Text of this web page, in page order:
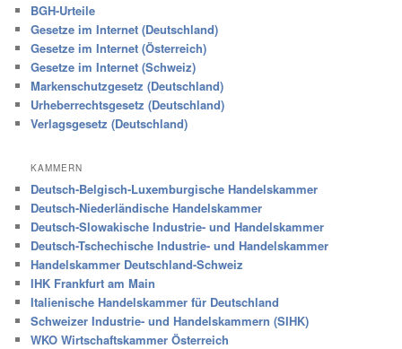
BGH-Urteile
Gesetze im Internet (Deutschland)
Gesetze im Internet (Österreich)
Gesetze im Internet (Schweiz)
Markenschutzgesetz (Deutschland)
Urheberrechtsgesetz (Deutschland)
Verlagsgesetz (Deutschland)
KAMMERN
Deutsch-Belgisch-Luxemburgische Handelskammer
Deutsch-Niederländische Handelskammer
Deutsch-Slowakische Industrie- und Handelskammer
Deutsch-Tschechische Industrie- und Handelskammer
Handelskammer Deutschland-Schweiz
IHK Frankfurt am Main
Italienische Handelskammer für Deutschland
Schweizer Industrie- und Handelskammern (SIHK)
WKO Wirtschaftskammer Österreich